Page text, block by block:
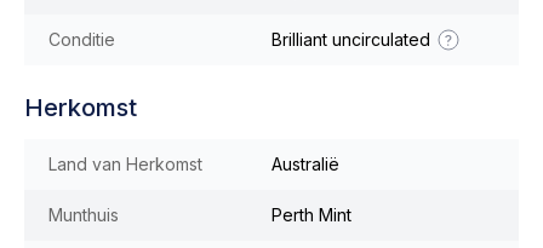
Conditie Brilliant uncirculated
Herkomst
Land van Herkomst Australië
Munthuis Perth Mint